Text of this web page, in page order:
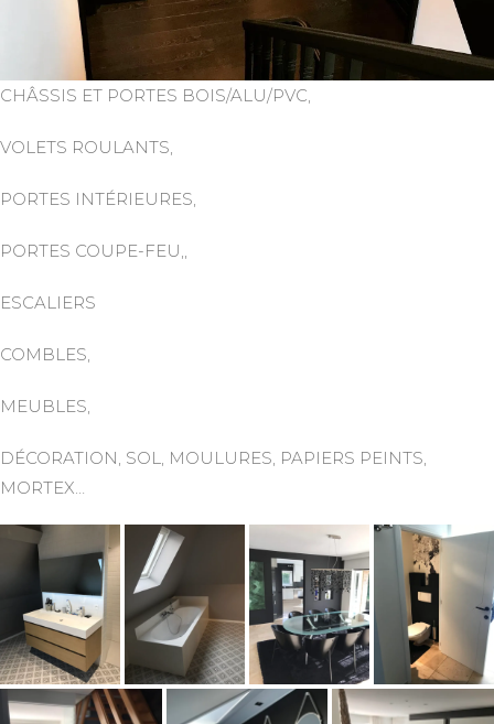
CHÂSSIS ET PORTES BOIS/ALU/PVC,
VOLETS ROULANTS,
PORTES INTÉRIEURES,
PORTES COUPE-FEU,,
ESCALIERS
COMBLES,
MEUBLES,
DÉCORATION, SOL, MOULURES, PAPIERS PEINTS,
MORTEX…